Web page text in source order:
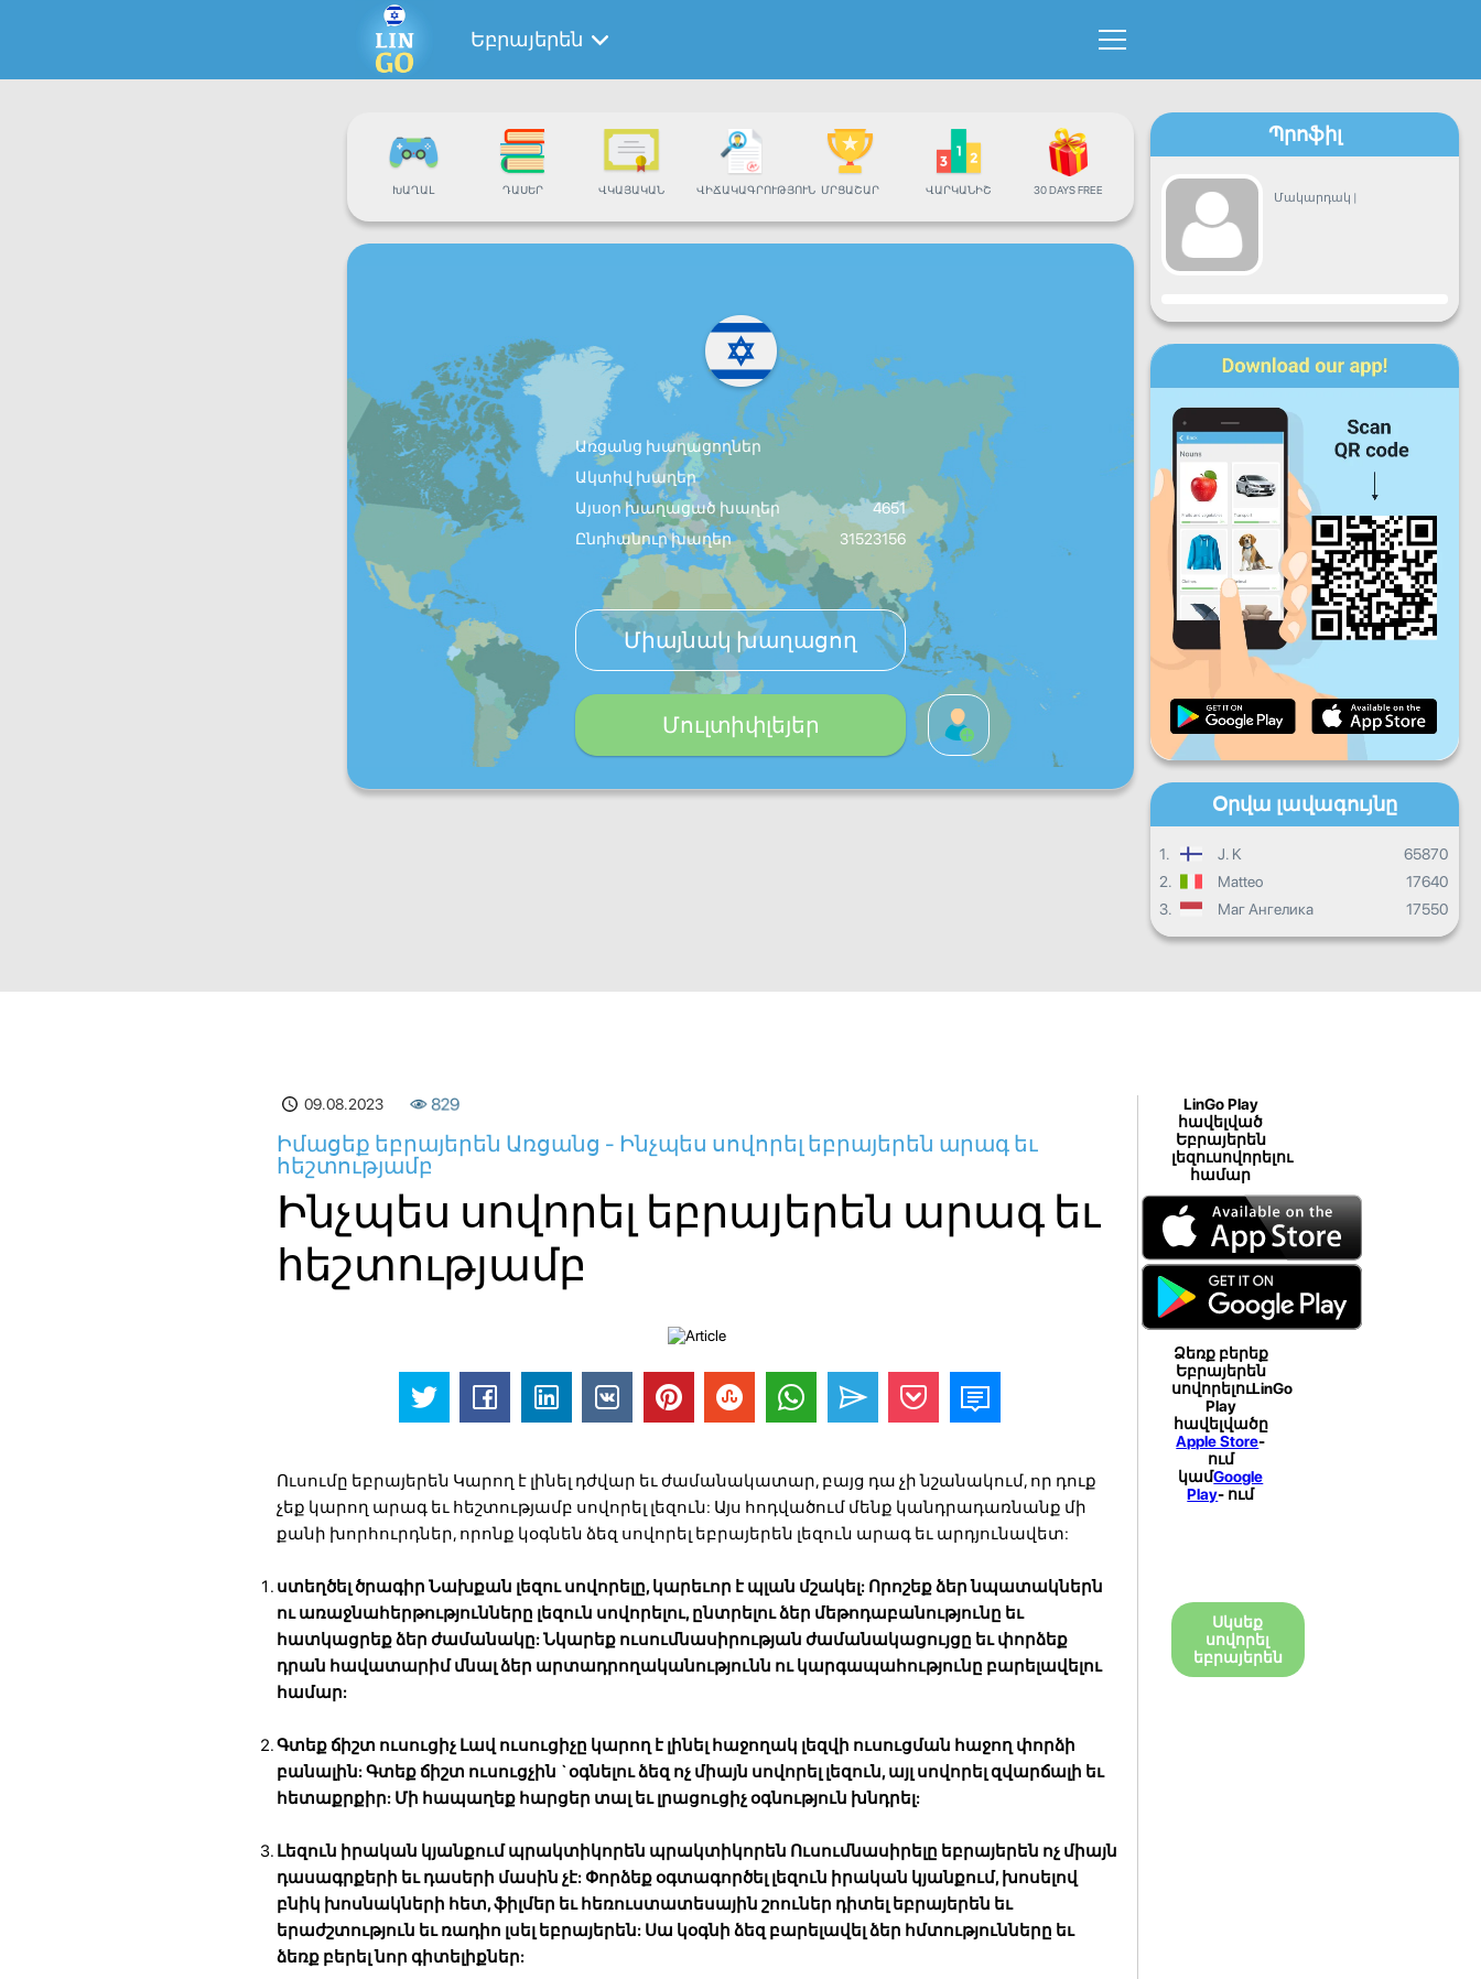
Եբրայերեն
ԽԱՂԱԼ ԴԱՍԵՐ ՎԿԱՅԱԿԱՆ ՎԻՃԱԿԱԳՐՈՒԹՅՈՒՆ ՄՐՑԱՇԱՐ ՎԱՐԿԱՆԻՇ 30 DAYS FREE
Առցանց խաղացողներ
Ակտիվ խաղեր
Այսօր խաղացած խաղեր
4651
Ընդհանուր խաղեր
31523156
Միայնակ խաղացող
Մուլտիփլեյեր
Պրոֆիլ
Մակարդակ |
Առաջընթաց
Երկ Չրք Հնգ
Շբթ Կիր
Ամենօրյա առաջընթաց
Ամսական առաջընթաց
Ընդհանուր առաջընթաց
Օրվա լավագույնը
1. J. K
65870
2.
Matteo
17640
3.
Маг Ангелика 17550
09.08.2023 829
Իմացեք եբրայերեն Առցանց - Ինչպես սովորել եբրայերեն արագ եւ
հեշտությամբ
Ինչպես սովորել եբրայերեն արագ եւ
հեշտությամբ
Ուսումը եբրայերեն Կարող է լինել դժվար եւ ժամանակատար, բայց դա չի նշանակում, որ դուք
չեք կարող արագ եւ հեշտությամբ սովորել լեզուն: Այս հոդվածում մենք կանդրադառնանք մի
քանի խորհուրդներ, որոնք կօգնեն ձեզ սովորել եբրայերեն լեզուն արագ եւ արդյունավետ:
ստեղծել ծրագիր Նախքան լեզու սովորելը, կարեւոր է պլան մշակել: Որոշեք ձեր նպատակներն
ու առաջնահերթությունները լեզուն սովորելու, ընտրելու ձեր մեթոդաբանությունը եւ
հատկացրեք ձեր ժամանակը: Նկարեք ուսումնասիրության ժամանակացույցը եւ փորձեք
դրան հավատարիմ մնալ ձեր արտադրողականությունն ու կարգապահությունը բարելավելու
համար:
Գտեք ճիշտ ուսուցիչ Լավ ուսուցիչը կարող է լինել հաջողակ լեզվի ուսուցման հաջող փորձի
բանալին: Գտեք ճիշտ ուսուցչին `օգնելու ձեզ ոչ միայն սովորել լեզուն, այլ սովորել զվարճալի եւ
հետաքրքիր: Մի հապաղեք հարցեր տալ եւ լրացուցիչ օգնություն խնդրել:
Լեզուն իրական կյանքում պրակտիկորեն պրակտիկորեն Ուսումնասիրելը եբրայերեն ոչ միայն
դասագրքերի եւ դասերի մասին չէ: Փորձեք օգտագործել լեզուն իրական կյանքում, խոսելով
բնիկ խոսնակների հետ, ֆիլմեր եւ հեռուստատեսային շոուներ դիտել եբրայերեն եւ
երաժշտություն եւ ռադիո լսել եբրայերեն: Սա կօգնի ձեզ բարելավել ձեր հմտությունները եւ
ձեռք բերել նոր գիտելիքներ:
LinGo Play
հավելված
Եբրայերեն
լեզուսովորելու
համար
Ձեռք բերեք
Եբրայերեն
սովորելուLinGo
Play
հավելվածը
Apple Store-
ում
կամGoogle
Play- ում
Սկսեք
սովորել
եբրայերեն